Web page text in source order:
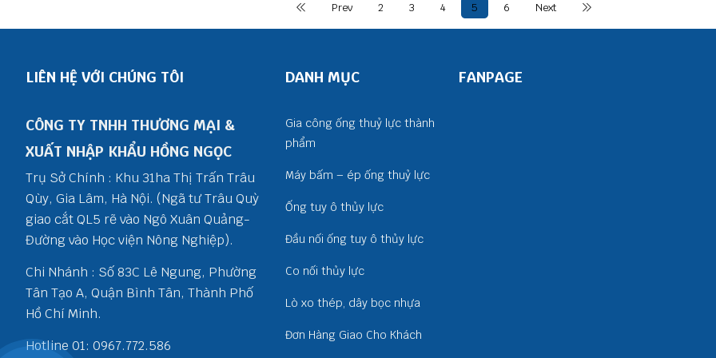
Prev 2 3 4 5 6 Next
LIÊN HỆ VỚI CHÚNG TÔI
CÔNG TY TNHH THƯƠNG MẠI &
XUẤT NHẬP KHẨU HỒNG NGỌC
Trụ Sở Chính : Khu 31ha Thị Trấn Trâu
Qùy, Gia Lâm, Hà Nội. (Ngã tư Trâu Quỳ
giao cắt QL5 rẽ vào Ngô Xuân Quảng-
Đường vào Học viện Nông Nghiệp).
Chi Nhánh : Số 83C Lê Ngung, Phường
Tân Tạo A, Quận Bình Tân, Thành Phố
Hồ Chí Minh.
Hotline 01: 0967.772.586
DANH MỤC
Gia công ống thuỷ lực thành
phẩm
Máy bấm – ép ống thuỷ lực
Ống tuy ô thủy lực
Đầu nối ống tuy ô thủy lực
Co nối thủy lực
Lò xo thép, dây bọc nhựa
Đơn Hàng Giao Cho Khách
FANPAGE